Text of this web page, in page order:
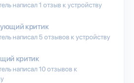
написал 1 отзыв к устройству
критик
написал 5 отзывов к устройству
критик
написал 10 отзывов к